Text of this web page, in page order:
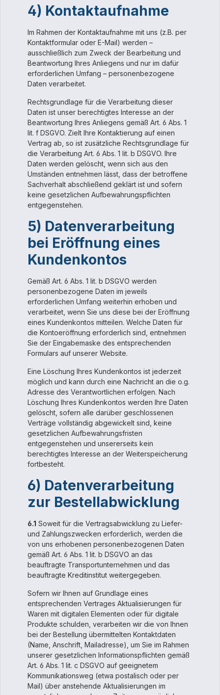
4) Kontaktaufnahme
Im Rahmen der Kontaktaufnahme mit uns (z.B. per
Kontaktformular oder E-Mail) werden –
ausschließlich zum Zweck der Bearbeitung und
Beantwortung Ihres Anliegens und nur im dafür
erforderlichen Umfang – personenbezogene
Daten verarbeitet.
Rechtsgrundlage für die Verarbeitung dieser
Daten ist unser berechtigtes Interesse an der
Beantwortung Ihres Anliegens gemäß Art. 6 Abs. 1
lit. f DSGVO. Zielt Ihre Kontaktierung auf einen
Vertrag ab, so ist zusätzliche Rechtsgrundlage für
die Verarbeitung Art. 6 Abs. 1 lit. b DSGVO. Ihre
Daten werden gelöscht, wenn sich aus den
Umständen entnehmen lässt, dass der betroffene
Sachverhalt abschließend geklärt ist und sofern
keine gesetzlichen Aufbewahrungspflichten
entgegenstehen.
5) Datenverarbeitung
bei Eröffnung eines
Kundenkontos
Gemäß Art. 6 Abs. 1 lit. b DSGVO werden
personenbezogene Daten im jeweils
erforderlichen Umfang weiterhin erhoben und
verarbeitet, wenn Sie uns diese bei der Eröffnung
eines Kundenkontos mitteilen. Welche Daten für
die Kontoeröffnung erforderlich sind, entnehmen
Sie der Eingabemaske des entsprechenden
Formulars auf unserer Website.
Eine Löschung Ihres Kundenkontos ist jederzeit
möglich und kann durch eine Nachricht an die o.g.
Adresse des Verantwortlichen erfolgen. Nach
Löschung Ihres Kundenkontos werden Ihre Daten
gelöscht, sofern alle darüber geschlossenen
Verträge vollständig abgewickelt sind, keine
gesetzlichen Aufbewahrungsfristen
entgegenstehen und unsererseits kein
berechtigtes Interesse an der Weiterspeicherung
fortbesteht.
6) Datenverarbeitung
zur Bestellabwicklung
6.1 Soweit für die Vertragsabwicklung zu Liefer-
und Zahlungszwecken erforderlich, werden die
von uns erhobenen personenbezogenen Daten
gemäß Art. 6 Abs. 1 lit. b DSGVO an das
beauftragte Transportunternehmen und das
beauftragte Kreditinstitut weitergegeben.
Sofern wir Ihnen auf Grundlage eines
entsprechenden Vertrages Aktualisierungen für
Waren mit digitalen Elementen oder für digitale
Produkte schulden, verarbeiten wir die von Ihnen
bei der Bestellung übermittelten Kontaktdaten
(Name, Anschrift, Mailadresse), um Sie im Rahmen
unserer gesetzlichen Informationspflichten gemäß
Art. 6 Abs. 1 lit. c DSGVO auf geeignetem
Kommunikationsweg (etwa postalisch oder per
Mail) über anstehende Aktualisierungen im